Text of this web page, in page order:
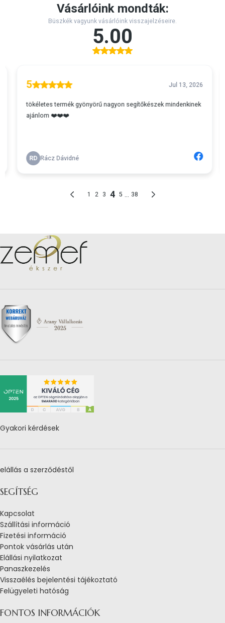
Gyakori kérdések
elállás a szerződéstől
SEGÍTSÉG
Kapcsolat
Szállítási információ
Fizetési információ
Pontok vásárlás után
Elállási nyilatkozat
Panaszkezelés
Visszaélés bejelentési tájékoztató
Felügyeleti hatóság
FONTOS INFORMÁCIÓK